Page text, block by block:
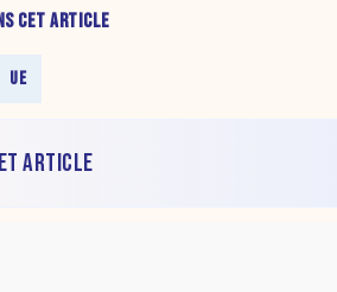
CET ARTICLE
UE
ARTICLE